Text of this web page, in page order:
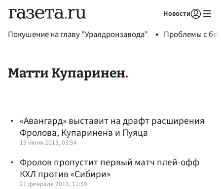
Новости
Покушение на главу "Уралдронзавода" Проблемы с
Матти Купаринен
«Авангард» выставит на драфт расширения
Фролова, Купаринена и Пуяца
15 июня 2013, 03:54
Фролов пропустит первый матч плей-офф
КХЛ против «Сибири»
21 февраля 2013, 11:59